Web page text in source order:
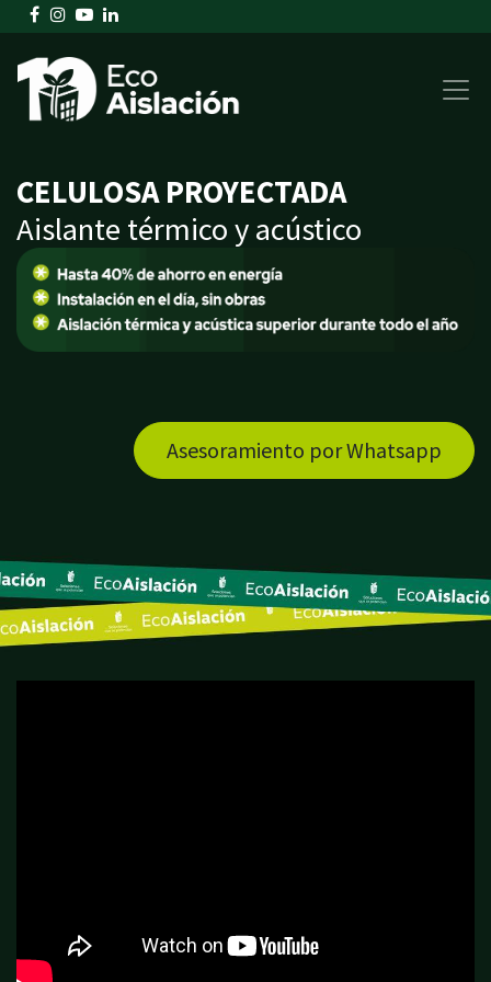
Soluciones sustentables en aislación térmica & acústica
CELULOSA PROYECTADA
Aislante térmico y acústico
Asesoramiento por Whatsapp